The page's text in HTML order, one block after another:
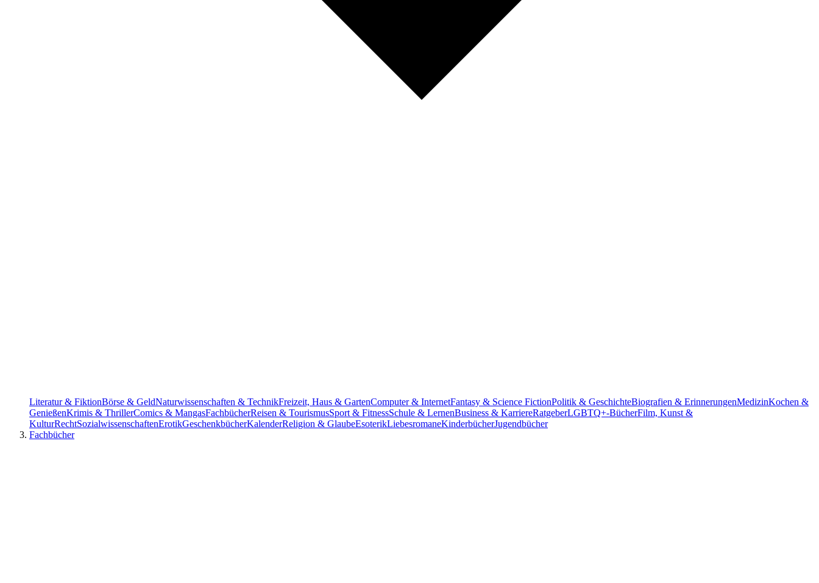
Literatur & FiktionBörse & GeldNaturwissenschaften & TechnikFreizeit, Haus & GartenComputer & InternetFantasy & Science FictionPolitik & GeschichteBiografien & ErinnerungenMedizinKochen &
GenießenKrimis & ThrillerComics & MangasFachbücherReisen & TourismusSport & FitnessSchule & LernenBusiness & KarriereRatgeberLGBTQ+-BücherFilm, Kunst &
KulturRechtSozialwissenschaftenErotikGeschenkbücherKalenderReligion & GlaubeEsoterikLiebesromaneKinderbücherJugendbücher
Fachbücher